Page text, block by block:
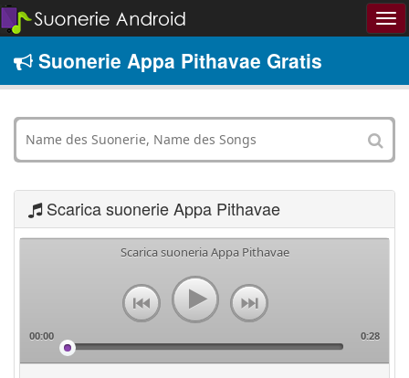
Suonerie Appa Pithavae Gratis
Scarica suonerie Appa Pithavae
Scarica suoneria Appa Pithavae
00:00 0:28